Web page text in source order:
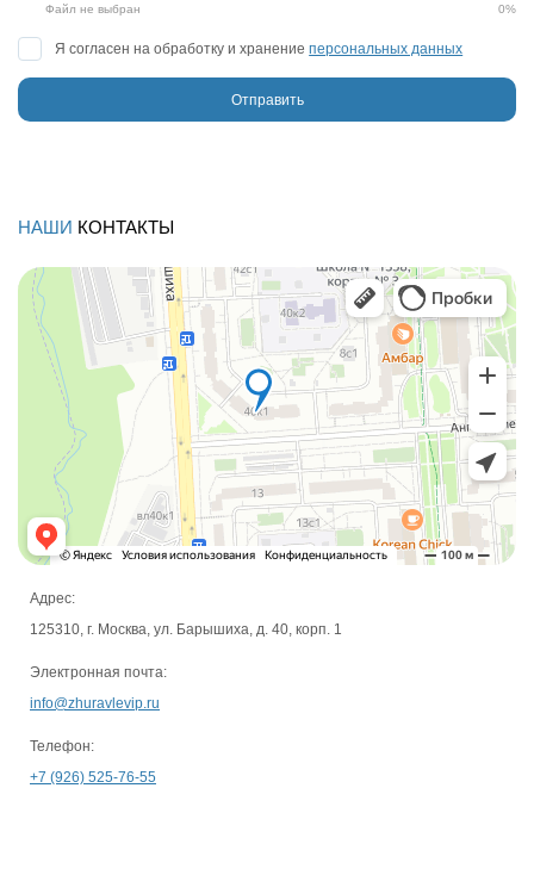
Файл не выбран 0%
Я согласен на обработку и хранениеперсональных данных
НАШИ КОНТАКТЫ
Адрес:
125310, г. Москва, ул. Барышиха, д. 40, корп. 1
Электронная почта:
info@zhuravlevip.ru
Телефон:
+7 (926) 525-76-55